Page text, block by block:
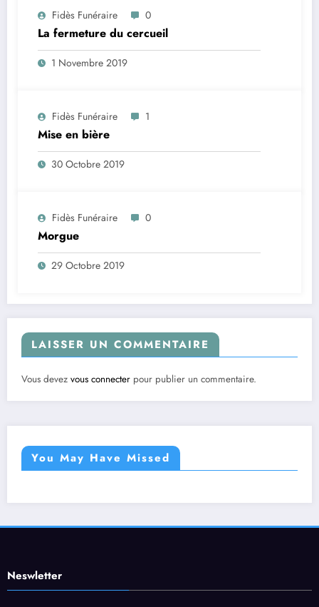
Fidès Funéraire 0
La fermeture du cercueil
1 Novembre 2019
Fidès Funéraire 1
Mise en bière
30 Octobre 2019
Fidès Funéraire 0
Morgue
29 Octobre 2019
LAISSER UN COMMENTAIRE
Vous devez vous connecter pour publier un commentaire.
You May Have Missed
Neswletter